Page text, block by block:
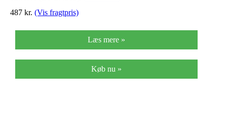
487 kr. (Vis fragtpris)
Læs mere »
Køb nu »